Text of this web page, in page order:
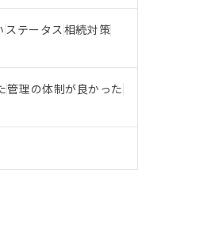
ステータス相続対策
管理の体制が良かった